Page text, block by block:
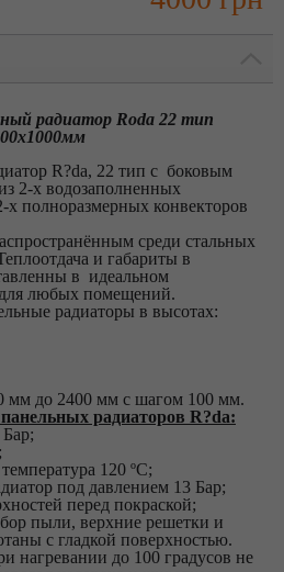
радиатор Roda 22 тип
R?da, 22 тип с боковым
2-х водозаполненных
полноразмерных конвекторов
среди стальных
и габариты в
в идеальном
любых помещений.
радиаторы в высотах:
мм до 2400 мм с шагом 100 мм.
радиаторов R?da:
120 ºС;
под давлением 13 Бар;
перед покраской;
пыли, верхние решетки и
с гладкой поверхностью.
нагревании до 100 градусов не